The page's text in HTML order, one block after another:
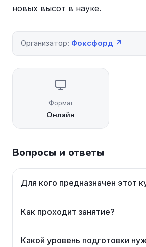
новых высот в науке.
Организатор: Фоксфорд ↗
Формат
Онлайн
Вопросы и ответы
Для кого предназначен этот
Как проходит занятие?
Какой уровень подготовки